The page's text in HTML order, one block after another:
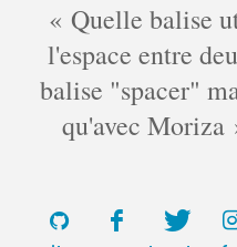
Quelle balise
l'espace entre
balise "spacer"
qu'avec Moriza